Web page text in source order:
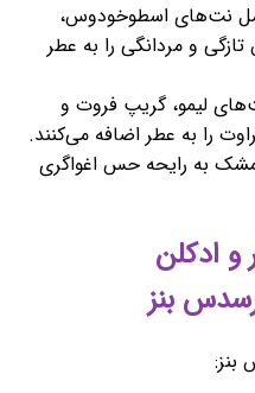
نت‌های اسطوخودوس،
و مردانگی را به عطر
لیمو، گریپ فروت و
را به عطر اضافه می‌کنند.
به رایحه حس اغواگری
و ادکلن
بنز: